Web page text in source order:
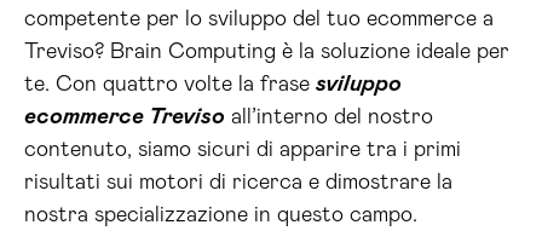
competente per lo sviluppo del tuo ecommerce a
Treviso? Brain Computing è la soluzione ideale per
te. Con quattro volte la frase sviluppo
ecommerce Treviso all’interno del nostro
contenuto, siamo sicuri di apparire tra i primi
risultati sui motori di ricerca e dimostrare la
nostra specializzazione in questo campo.